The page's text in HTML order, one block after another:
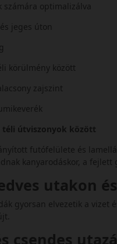
számára optimalizálva
jeges úton
körülmény között
zajszint
téli útviszonyok között
futófelülete és
kanyarodáskor, a
utakon
gyorsan elvezetik a vizet
csendes